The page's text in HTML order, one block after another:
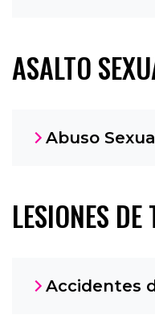
ASALTO
Abuso
LESIONES
Accidentes